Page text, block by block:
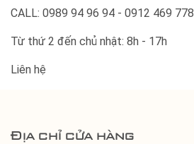
CALL: 0989 94 96 94 - 0912 469 778
Từ thứ 2 đến chủ nhật: 8h - 17h
Liên hệ
Địa chỉ cửa hàng